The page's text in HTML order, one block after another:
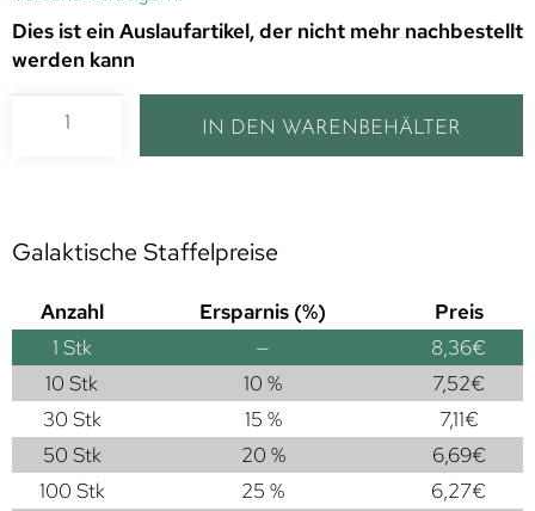
Dies ist ein Auslaufartikel, der nicht mehr nachbestellt
werden kann
IN DEN WARENBEHÄLTER
Galaktische Staffelpreise
Anzahl Ersparnis (%)
Preis
1 Stk — 8,36€
10 Stk
10 % 7,52€
30 Stk
15 % 7,11€
50 Stk
20 % 6,69€
100 Stk
25 % 6,27€